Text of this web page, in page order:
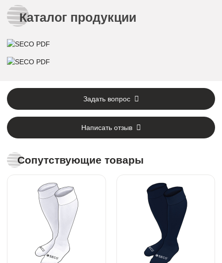
Каталог продукции
Задать вопрос
Написать отзыв
Сопутствующие товары